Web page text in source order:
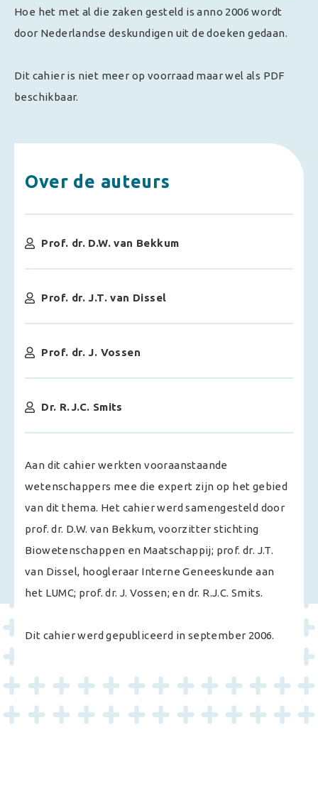
Hoe het met al die zaken gesteld is anno 2006 wordt
door Nederlandse deskundigen uit de doeken gedaan.
Dit cahier is niet meer op voorraad maar wel als PDF
beschikbaar.
Over de auteurs
Prof. dr. D.W. van Bekkum
Prof. dr. J.T. van Dissel
Prof. dr. J. Vossen
Dr. R.J.C. Smits
Aan dit cahier werkten vooraanstaande
wetenschappers mee die expert zijn op het gebied
van dit thema. Het cahier werd samengesteld door
prof. dr. D.W. van Bekkum, voorzitter stichting
Biowetenschappen en Maatschappij; prof. dr. J.T.
van Dissel, hoogleraar Interne Geneeskunde aan
het LUMC; prof. dr. J. Vossen; en dr. R.J.C. Smits.
Dit cahier werd gepubliceerd in september 2006.